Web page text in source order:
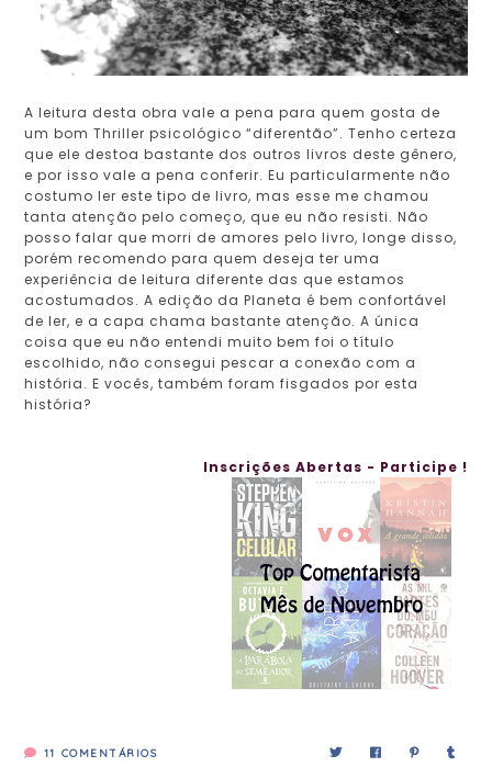
A leitura desta obra vale a pena para quem gosta de
um bom Thriller psicológico “diferentão”. Tenho certeza
que ele destoa bastante dos outros livros deste gênero,
e por isso vale a pena conferir. Eu particularmente não
costumo ler este tipo de livro, mas esse me chamou
tanta atenção pelo começo, que eu não resisti. Não
posso falar que morri de amores pelo livro, longe disso,
porém recomendo para quem deseja ter uma
experiência de leitura diferente das que estamos
acostumados. A edição da Planeta é bem confortável
de ler, e a capa chama bastante atenção. A única
coisa que eu não entendi muito bem foi o título
escolhido, não consegui pescar a conexão com a
história. E vocês, também foram fisgados por esta
história?
Inscrições Abertas - Participe !
11 COMENTÁRIOS